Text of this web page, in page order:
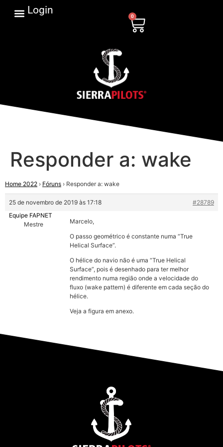
Login
0
Responder a: wake
Home 2022 › Fóruns › Responder a: wake
25 de novembro de 2019 às 17:18
#28789
Equipe FAPNET
Mestre
Marcelo,
O passo geométrico é constante numa “True
Helical Surface”.
O hélice do navio não é uma “True Helical
Surface”, pois é desenhado para ter melhor
rendimento numa região onde a velocidade do
fluxo (wake pattern) é diferente em cada seção do
hélice.
Veja a figura em anexo.